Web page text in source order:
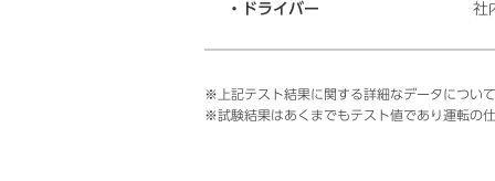
・ドライバー
社
※上記テスト結果に関する詳細なデータについ
※試験結果はあくまでもテスト値であり運転の